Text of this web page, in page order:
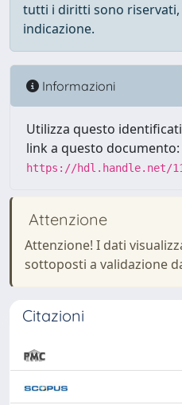
tutti i diritti sono riservati,
indicazione.
Informazioni
Utilizza questo
link a questo documento:
https://hdl.handle.net/
Attenzione
Attenzione! I dati
sottoposti a validazione
Citazioni